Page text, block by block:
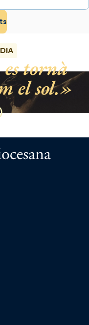
aigualits;
els dits»,
tornà
el sol.